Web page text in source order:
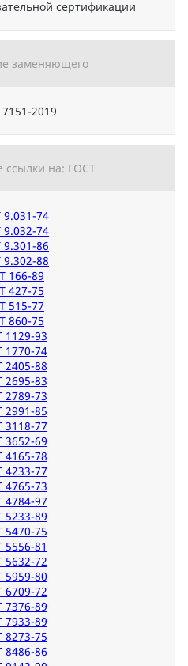
сертификации
заменяющего
2019
ссылки на: ГОСТ
9.031-74
9.032-74
86
88
166-89
427-75
515-77
860-75
1129-93
1770-74
2405-88
2695-83
2789-73
2991-85
3118-77
3652-69
4165-78
4233-77
4765-73
4784-97
5233-89
5470-75
5556-81
5632-72
5959-80
6709-72
7376-89
7933-89
8273-75
8486-86